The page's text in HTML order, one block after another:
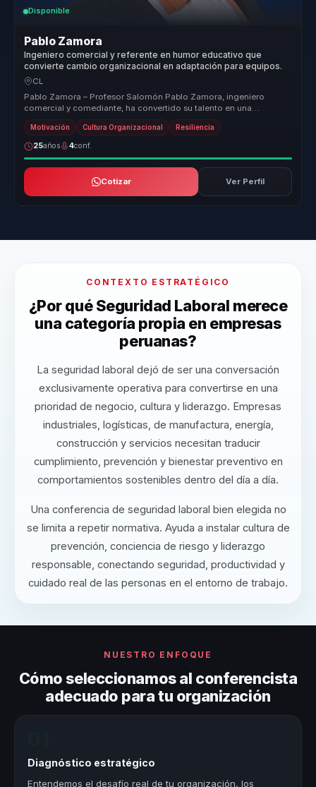
Disponible
Pablo Zamora
Ingeniero comercial y referente en humor educativo que
convierte cambio organizacional en adaptación para equipos.
CL
Pablo Zamora – Profesor Salomón Pablo Zamora, ingeniero
comercial y comediante, ha convertido su talento en una
herramienta para transfor...
Motivación Cultura Organizacional Resiliencia
25años 4conf.
Cotizar Ver Perfil
CONTEXTO ESTRATÉGICO
¿Por qué Seguridad Laboral merece
una categoría propia en empresas
peruanas?
La seguridad laboral dejó de ser una conversación
exclusivamente operativa para convertirse en una
prioridad de negocio, cultura y liderazgo. Empresas
industriales, logísticas, de manufactura, energía,
construcción y servicios necesitan traducir
cumplimiento, prevención y bienestar preventivo en
comportamientos sostenibles dentro del día a día.
Una conferencia de seguridad laboral bien elegida no
se limita a repetir normativa. Ayuda a instalar cultura de
prevención, conciencia de riesgo y liderazgo
responsable, conectando seguridad, productividad y
cuidado real de las personas en el entorno de trabajo.
NUESTRO ENFOQUE
Cómo seleccionamos al conferencista
adecuado para tu organización
Diagnóstico estratégico
Entendemos el desafío real de tu organización, los